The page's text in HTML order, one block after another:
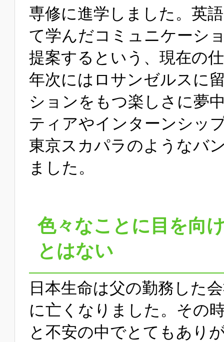
専修に進学しました。英
て学んだコミュニケーシ
提案するという、現在の
年次にはロサンゼルスに
ションをもつ楽しさに夢
ティアやインターンシッ
東京スカパラのようなバ
ました。
色々なことに目を向
とはない
日本生命は父の勤務した
に亡くなりました。その
と不安の中でとてもあり